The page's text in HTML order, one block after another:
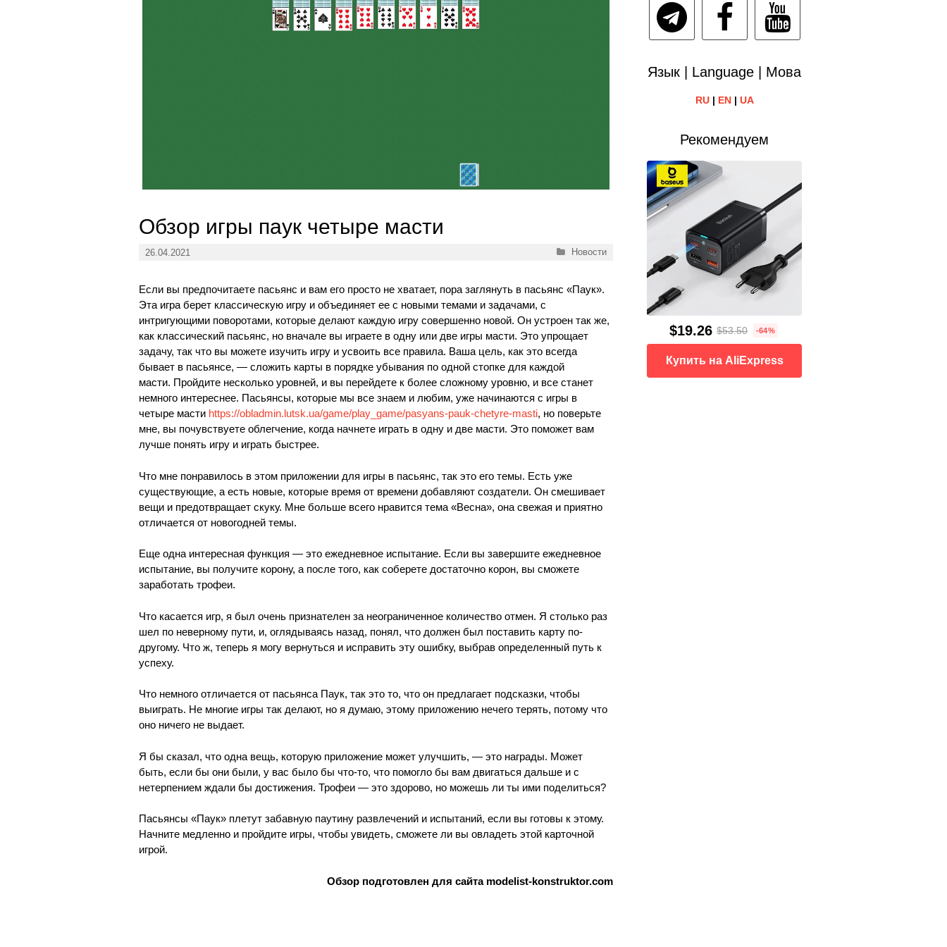
Обзор игры паук четыре масти
26.04.2021 Рубрики
Новости
Если вы предпочитаете пасьянс и вам его просто не хватает, пора заглянуть в пасьянс «Паук».
Эта игра берет классическую игру и объединяет ее с новыми темами и задачами, с
интригующими поворотами, которые делают каждую игру совершенно новой. Он устроен так же,
как классический пасьянс, но вначале вы играете в одну или две игры масти. Это упрощает
задачу, так что вы можете изучить игру и усвоить все правила. Ваша цель, как это всегда
бывает в пасьянсе, — сложить карты в порядке убывания по одной стопке для каждой
масти. Пройдите несколько уровней, и вы перейдете к более сложному уровню, и все станет
немного интереснее. Пасьянсы, которые мы все знаем и любим, уже начинаются с игры в
четыре масти https://obladmin.lutsk.ua/game/play_game/pasyans-pauk-chetyre-masti, но поверьте
мне, вы почувствуете облегчение, когда начнете играть в одну и две масти. Это поможет вам
лучше понять игру и играть быстрее.
Что мне понравилось в этом приложении для игры в пасьянс, так это его темы. Есть уже
существующие, а есть новые, которые время от времени добавляют создатели. Он смешивает
вещи и предотвращает скуку. Мне больше всего нравится тема «Весна», она свежая и приятно
отличается от новогодней темы.
Еще одна интересная функция — это ежедневное испытание. Если вы завершите ежедневное
испытание, вы получите корону, а после того, как соберете достаточно корон, вы сможете
заработать трофеи.
Что касается игр, я был очень признателен за неограниченное количество отмен. Я столько раз
шел по неверному пути, и, оглядываясь назад, понял, что должен был поставить карту по-
другому. Что ж, теперь я могу вернуться и исправить эту ошибку, выбрав определенный путь к
успеху.
Что немного отличается от пасьянса Паук, так это то, что он предлагает подсказки, чтобы
выиграть. Не многие игры так делают, но я думаю, этому приложению нечего терять, потому что
оно ничего не выдает.
Я бы сказал, что одна вещь, которую приложение может улучшить, — это награды. Может
быть, если бы они были, у вас было бы что-то, что помогло бы вам двигаться дальше и с
нетерпением ждали бы достижения. Трофеи — это здорово, но можешь ли ты ими поделиться?
Пасьянсы «Паук» плетут забавную паутину развлечений и испытаний, если вы готовы к этому.
Начните медленно и пройдите игры, чтобы увидеть, сможете ли вы овладеть этой карточной
игрой.
Обзор подготовлен для сайта modelist-konstruktor.com
Язык | Language | Мова
RU| EN| UA
Рекомендуем
$19.26 $53.50 -64%
Купить на AliExpress